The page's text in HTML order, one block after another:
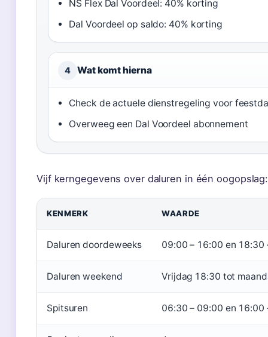
NS Flex Dal Voordeel: 40% korting
Dal Voordeel op saldo: 40% korting
4 Wat komt hierna
Check de actuele dienstregeling voor
Overweeg een Dal Voordeel abonnement
Vijf kerngegevens over daluren in één oogopslag:
KENMERK WAARDE
Daluren doordeweeks 09:00 – 16:00 en 18:30
Daluren weekend Vrijdag 18:30 tot
Spitsuren 06:30 – 09:00 en 16:00